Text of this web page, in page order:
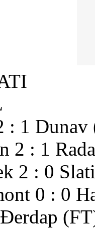
: 1 Dunav
2 : 1
2 : 0
0 : 0
Đerdap